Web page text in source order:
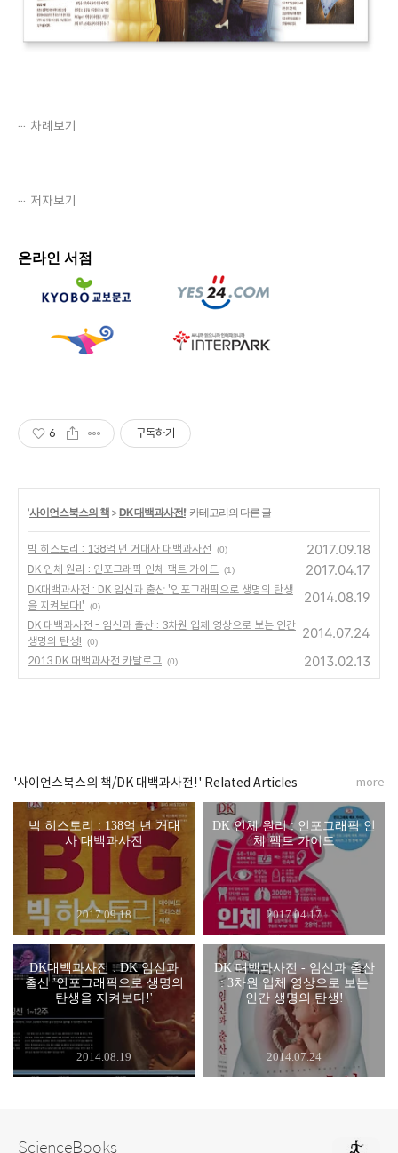
차례보기
저자보기
온라인 서점
6 구독하기
'사이언스북스의 책 >DK 대백과사전!' 카테고리의 다른 글
빅 히스토리 : 138억 년 거대사 대백과사전 (0) 2017.09.18
DK 인체 원리 : 인포그래픽 인체 팩트 가이드 (1) 2017.04.17
DK대백과사전 : DK 임신과 출산 '인포그래픽으로 생명의 탄생
을 지켜보다!'
(0)
2014.08.19
DK 대백과사전 - 임신과 출산 : 3차원 입체 영상으로 보는 인간
생명의 탄생!
(0)
2014.07.24
2013 DK 대백과사전 카탈로그 (0) 2013.02.13
'사이언스북스의 책/DK 대백과사전!' Related Articles
빅 히스토리 : 138억 년 거대
사 대백과사전
2017.09.18
DK 인체 원리 : 인포그래픽 인
체 팩트 가이드
2017.04.17
DK대백과사전 : DK 임신과
출산 '인포그래픽으로 생명의
탄생을 지켜보다!'
2014.08.19
DK 대백과사전 - 임신과 출산
: 3차원 입체 영상으로 보는
인간 생명의 탄생!
2014.07.24
more
ScienceBooks